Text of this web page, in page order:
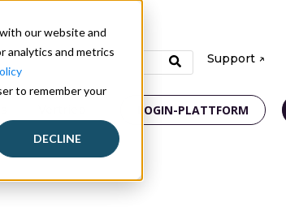
our website and
analytics and metrics
to remember your
DECLINE
Support ↗
LOGIN-PLATTFORM